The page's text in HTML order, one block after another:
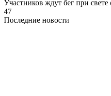
Участников ждут бег при
47
Последние новости